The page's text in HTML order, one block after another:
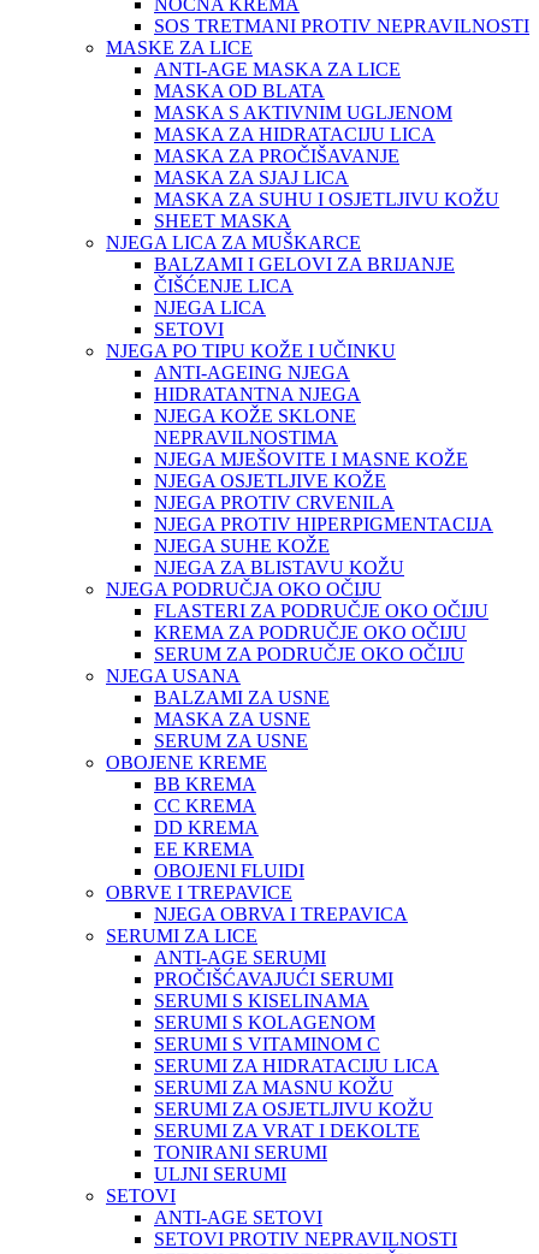
NOĆNA KREMA
SOS TRETMANI PROTIV NEPRAVILNOSTI
MASKE ZA LICE
ANTI-AGE MASKA ZA LICE
MASKA OD BLATA
MASKA S AKTIVNIM UGLJENOM
MASKA ZA HIDRATACIJU LICA
MASKA ZA PROČIŠAVANJE
MASKA ZA SJAJ LICA
MASKA ZA SUHU I OSJETLJIVU KOŽU
SHEET MASKA
NJEGA LICA ZA MUŠKARCE
BALZAMI I GELOVI ZA BRIJANJE
ČIŠĆENJE LICA
NJEGA LICA
SETOVI
NJEGA PO TIPU KOŽE I UČINKU
ANTI-AGEING NJEGA
HIDRATANTNA NJEGA
NJEGA KOŽE SKLONE
NEPRAVILNOSTIMA
NJEGA MJEŠOVITE I MASNE KOŽE
NJEGA OSJETLJIVE KOŽE
NJEGA PROTIV CRVENILA
NJEGA PROTIV HIPERPIGMENTACIJA
NJEGA SUHE KOŽE
NJEGA ZA BLISTAVU KOŽU
NJEGA PODRUČJA OKO OČIJU
FLASTERI ZA PODRUČJE OKO OČIJU
KREMA ZA PODRUČJE OKO OČIJU
SERUM ZA PODRUČJE OKO OČIJU
NJEGA USANA
BALZAMI ZA USNE
MASKA ZA USNE
SERUM ZA USNE
OBOJENE KREME
BB KREMA
CC KREMA
DD KREMA
EE KREMA
OBOJENI FLUIDI
OBRVE I TREPAVICE
NJEGA OBRVA I TREPAVICA
SERUMI ZA LICE
ANTI-AGE SERUMI
PROČIŠĆAVAJUĆI SERUMI
SERUMI S KISELINAMA
SERUMI S KOLAGENOM
SERUMI S VITAMINOM C
SERUMI ZA HIDRATACIJU LICA
SERUMI ZA MASNU KOŽU
SERUMI ZA OSJETLJIVU KOŽU
SERUMI ZA VRAT I DEKOLTE
TONIRANI SERUMI
ULJNI SERUMI
SETOVI
ANTI-AGE SETOVI
SETOVI PROTIV NEPRAVILNOSTI